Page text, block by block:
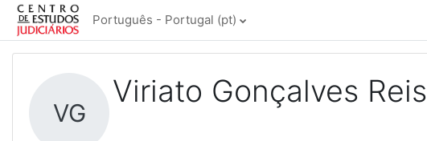
Ir para o conteúdo principal
Português - Portugal ‎(pt)‎
VG
Viriato Gonçalves Reis